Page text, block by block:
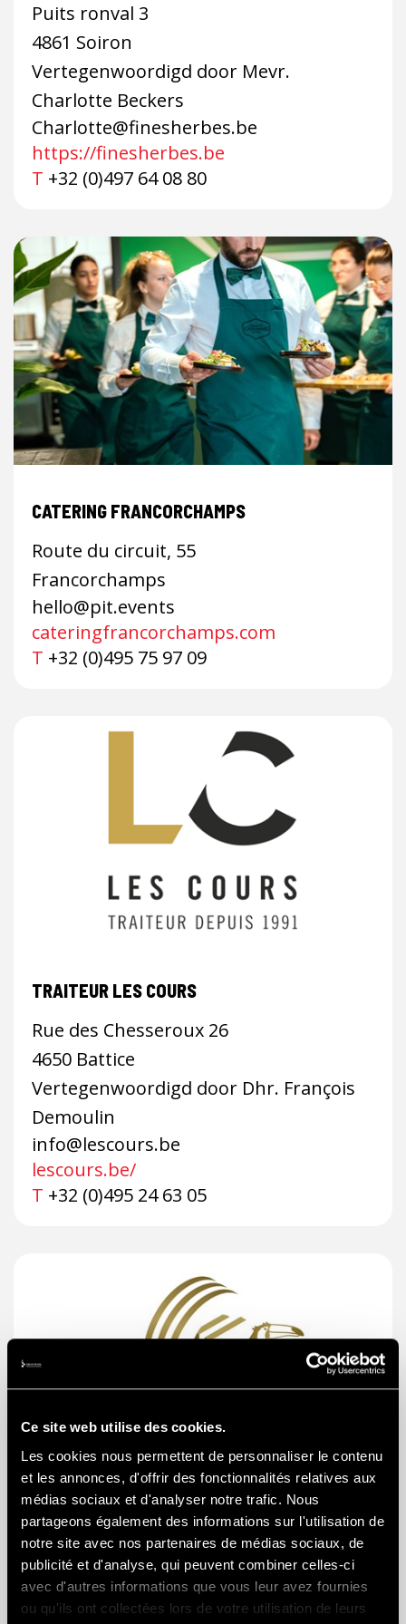
Ce site web utilise des cookies.
Les cookies nous permettent de personnaliser le contenu
et les annonces, d'offrir des fonctionnalités relatives aux
médias sociaux et d'analyser notre trafic. Nous
partageons également des informations sur l'utilisation de
notre site avec nos partenaires de médias sociaux, de
publicité et d'analyse, qui peuvent combiner celles-ci
avec d'autres informations que vous leur avez fournies
ou qu'ils ont collectées lors de votre utilisation de leurs
Puits ronval 3
4861 Soiron
Vertegenwoordigd door Mevr.
Charlotte Beckers
Charlotte@finesherbes.be
https://finesherbes.be
T +32 (0)497 64 08 80
CATERING FRANCORCHAMPS
Route du circuit, 55
Francorchamps
hello@pit.events
cateringfrancorchamps.com
T +32 (0)495 75 97 09
TRAITEUR LES COURS
Rue des Chesseroux 26
4650 Battice
Vertegenwoordigd door Dhr. François
Demoulin
info@lescours.be
lescours.be/
T +32 (0)495 24 63 05
GOURMET VALK
Rue de la Station 4
4800 Verviers BE